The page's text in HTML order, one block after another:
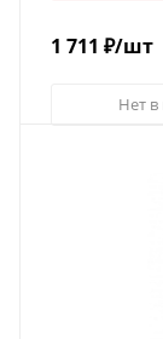
1 711 ₽/шт
Нет